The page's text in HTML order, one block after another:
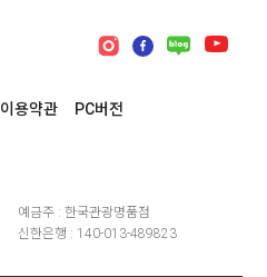
이용약관 PC버전
예금주 : 한국관광명품점
신한은행 : 140-013-489823